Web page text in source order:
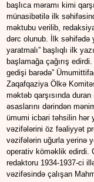
başlıca məramı kimi
münasibətilə ilk
məktubu verilib,
dərc olunub. İlk səhifədə
yaratmalı” başlıqlı ilk
başlamağa çağırış
gedişi barədə”
Zaqafqaziya Ölkə
məktəb qarşısında
əsaslarını dərindən
ümumi icbari təhsilin hər
vəzifələrini öz fəaliyyət
vəzifələrin uğurla yerinə
operativ köməklik edirdi.
redaktoru 1934-1937-ci
vəzifəsində çalışan